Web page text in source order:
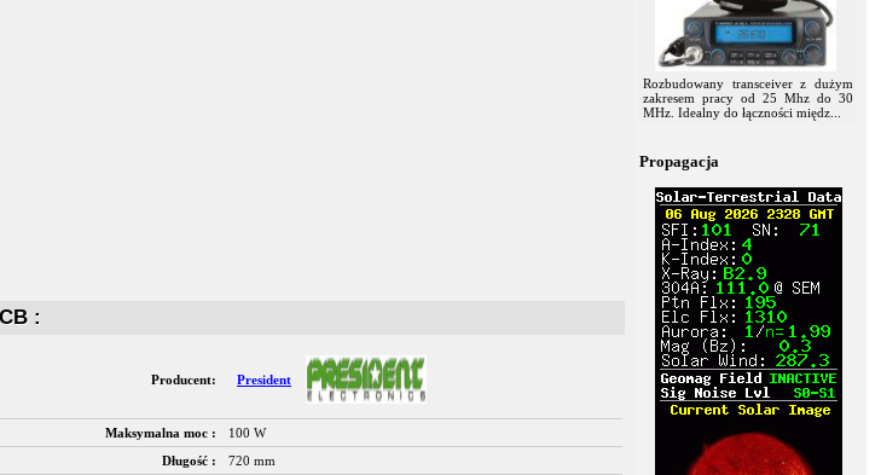
:
Producent: President
Maksymalna moc :
100 W
Długość :
720 mm
Rozbudowany transceiver z dużym
zakresem pracy od 25 Mhz do 30
MHz. Idealny do łączności międz...
Propagacja